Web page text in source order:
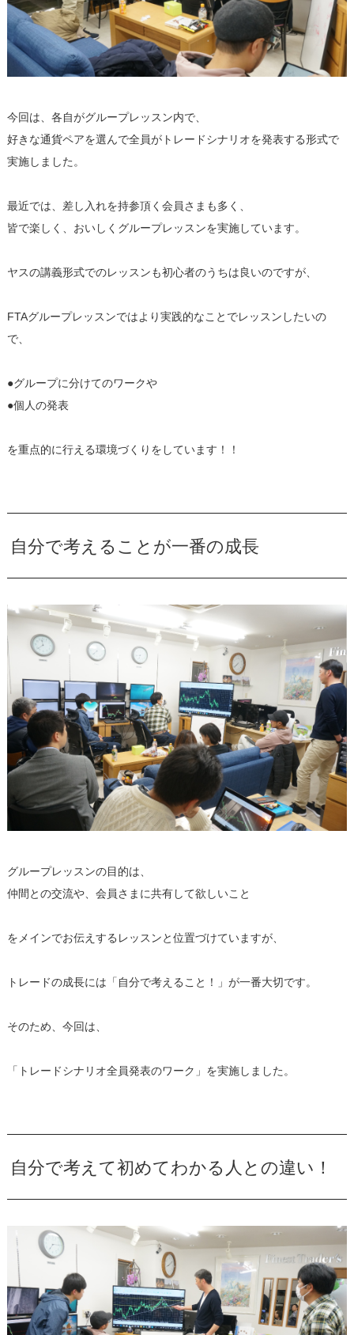
今回は、各自がグループレッスン内で、
好きな通貨ペアを選んで全員がトレードシナリオを発表する形式で
実施しました。
最近では、差し入れを持参頂く会員さまも多く、
皆で楽しく、おいしくグループレッスンを実施しています。
ヤスの講義形式でのレッスンも初心者のうちは良いのですが、
FTAグループレッスンではより実践的なことでレッスンしたいの
で、
●グループに分けてのワークや
●個人の発表
を重点的に行える環境づくりをしています！！
自分で考えることが一番の成長
グループレッスンの目的は、
仲間との交流や、会員さまに共有して欲しいこと
をメインでお伝えするレッスンと位置づけていますが、
トレードの成長には「自分で考えること！」が一番大切です。
そのため、今回は、
「トレードシナリオ全員発表のワーク」を実施しました。
自分で考えて初めてわかる人との違い！